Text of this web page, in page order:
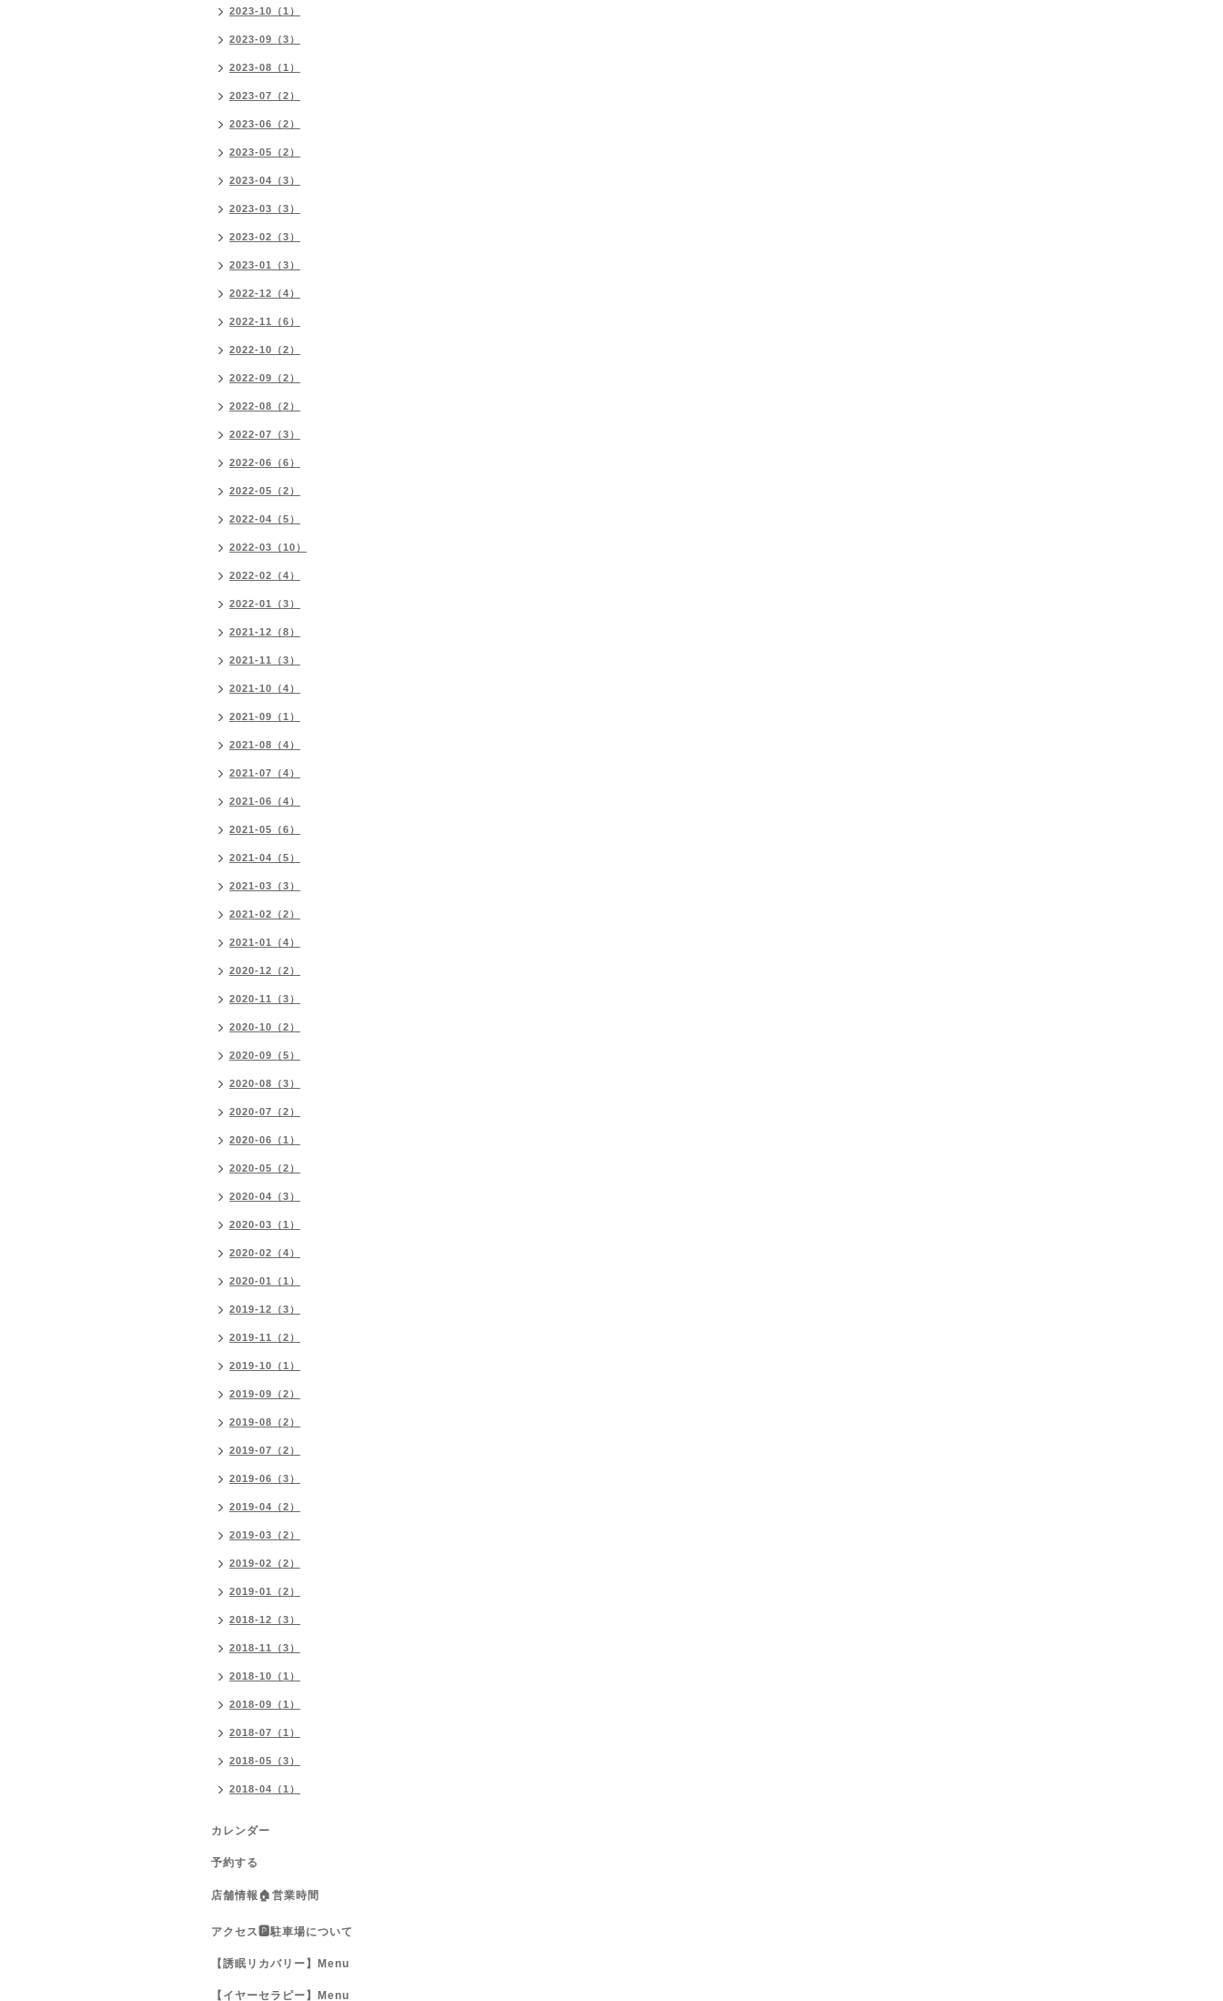
2023-10（1）
2023-09（3）
2023-08（1）
2023-07（2）
2023-06（2）
2023-05（2）
2023-04（3）
2023-03（3）
2023-02（3）
2023-01（3）
2022-12（4）
2022-11（6）
2022-10（2）
2022-09（2）
2022-08（2）
2022-07（3）
2022-06（6）
2022-05（2）
2022-04（5）
2022-03（10）
2022-02（4）
2022-01（3）
2021-12（8）
2021-11（3）
2021-10（4）
2021-09（1）
2021-08（4）
2021-07（4）
2021-06（4）
2021-05（6）
2021-04（5）
2021-03（3）
2021-02（2）
2021-01（4）
2020-12（2）
2020-11（3）
2020-10（2）
2020-09（5）
2020-08（3）
2020-07（2）
2020-06（1）
2020-05（2）
2020-04（3）
2020-03（1）
2020-02（4）
2020-01（1）
2019-12（3）
2019-11（2）
2019-10（1）
2019-09（2）
2019-08（2）
2019-07（2）
2019-06（3）
2019-04（2）
2019-03（2）
2019-02（2）
2019-01（2）
2018-12（3）
2018-11（3）
2018-10（1）
2018-09（1）
2018-07（1）
2018-05（3）
2018-04（1）
カレンダー
予約する
店舗情報🏠営業時間
アクセス🅿️駐車場について
【誘眠リカバリー】Menu
【イヤーセラピー】Menu